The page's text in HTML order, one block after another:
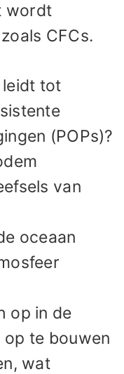
wordt
CFCs.
leidt tot
(POPs)?
van
oceaan
op in de
te bouwen
wat